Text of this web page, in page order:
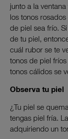
junto a la
los tonos
de piel sea frío.
de tu piel,
cuál rubor se te
tonos de piel
tonos cálidos se
Observa tu piel
¿Tu piel se
tengas piel fría.
adquiriendo un